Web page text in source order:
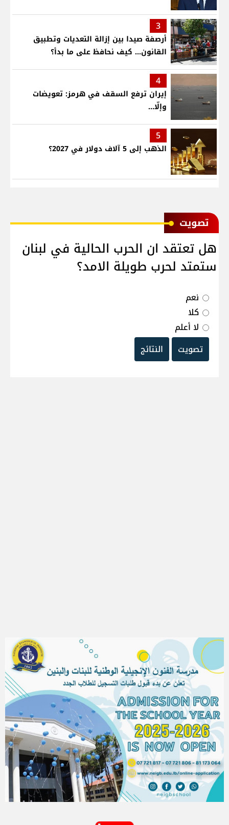
3
أرصفة صيدا بين إزالة التعديات وتطبيق
القانون... كيف نحافظ على ما بدأ؟
4
إيران ترفع السقف في هرمز: تعويضات
وإلّا...
5
الذهب إلى 5 آلاف دولار في 2027؟
ﺗﺼﻮﻳﺖ
هل تعتقد ان الحرب الحالية في لبنان
ستمتد لحرب طويلة الامد؟
نعم
كلا
لا أعلم
تصويت
النتائج